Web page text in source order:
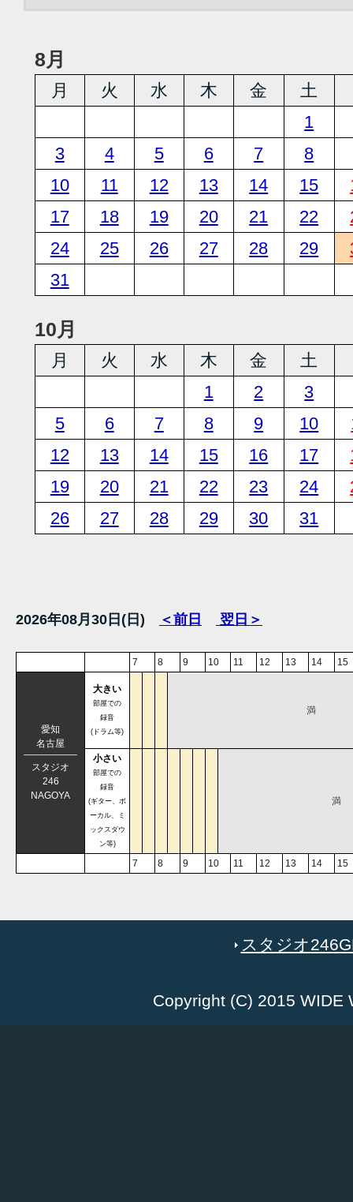
8月
月 火 水 木 金 土
1
3
4 5 6 7
8
10
11 12 13 14 15
17
18 19 20 21 22
24
25 26 27 28 29
31
10月
月 火 水 木 金 土
1
2
3
5
6 7 8 9 10
12
13 14 15 16 17
19
20 21 22 23 24
26
27 28 29 30 31
2026年08月30日(日) ＜前日 翌日＞
7 8 9 10 11 12 13 14 15
愛知
名古屋
スタジオ
246
NAGOYA
大きい
部屋での
録音
(ドラム等)
満
小さい
部屋での
録音
(ギター、ボ
ーカル、ミ
ックスダウ
ン等)
満
7 8 9 10 11 12 13 14 15
スタジオ
Copyright (C) 2015 WIDE